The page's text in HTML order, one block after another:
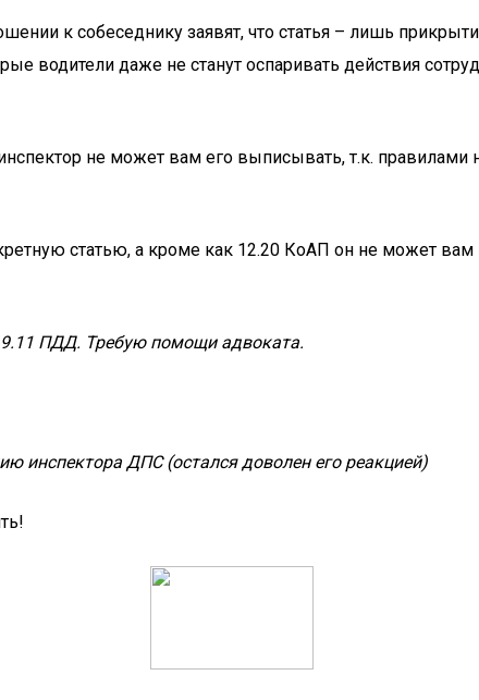
к собеседнику заявят, что статья – лишь
водители даже не станут оспаривать действия
не может вам его выписывать, т.к.
статью, а кроме как 12.20 КоАП он не может
ПДД. Требую помощи адвоката.
инспектора ДПС (остался доволен его реакцией)